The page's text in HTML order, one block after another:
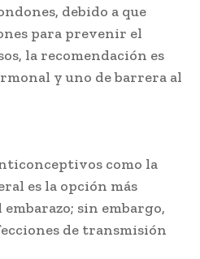
debido a que
para prevenir el
la recomendación es
y uno de barrera al
como la
es la opción más
sin embargo,
de transmisión